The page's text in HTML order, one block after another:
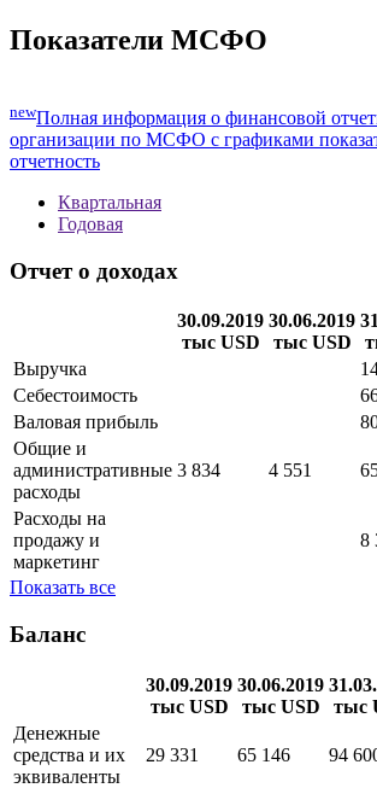
Показатели МСФО
newПолная информация о финансовой
организации по МСФО с графиками
отчетность
Квартальная
Годовая
Отчет о доходах
30.09.2019
тыс USD
30.06.2019
тыс USD
Выручка
Себестоимость
Валовая прибыль
Общие и
административные
расходы
3 834 4 551
Расходы на
продажу и
маркетинг
8
Показать все
Баланс
30.09.2019
тыс USD
30.06.2019
тыс USD
тыс
Денежные
средства и их
эквиваленты
29 331 65 146 94